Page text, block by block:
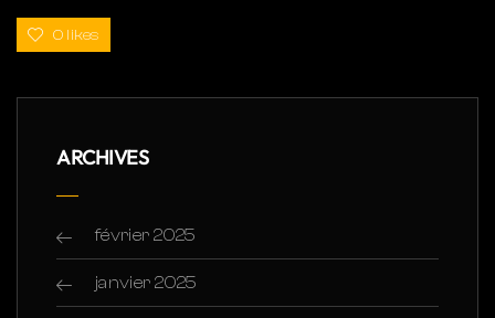
0 likes
ARCHIVES
février 2025
janvier 2025